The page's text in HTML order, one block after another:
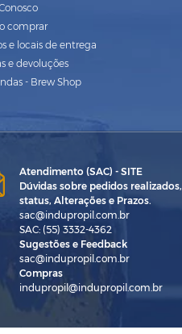
comprar
e locais de entrega
e devoluções
- Brew Shop
Atendimento (SAC) - SITE
Dúvidas sobre pedidos realizados,
status, Alterações e Prazos.
sac@indupropil.com.br
SAC: (55) 3332-4362
Sugestões e Feedback
sac@indupropil.com.br
Compras
indupropil@indupropil.com.br